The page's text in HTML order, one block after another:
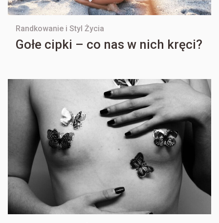
Randkowanie i Styl Życia
Gołe cipki – co nas w nich kręci?